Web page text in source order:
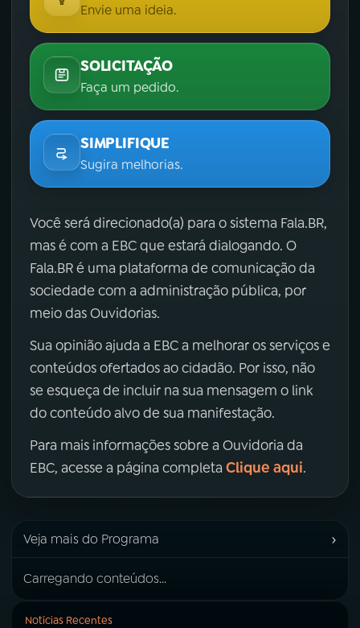
Envie uma ideia.
SOLICITAÇÃO
Faça um pedido.
SIMPLIFIQUE
Sugira melhorias.
Você será direcionado(a) para o sistema Fala.BR,
mas é com a EBC que estará dialogando. O
Fala.BR é uma plataforma de comunicação da
sociedade com a administração pública, por
meio das Ouvidorias.
Sua opinião ajuda a EBC a melhorar os serviços e
conteúdos ofertados ao cidadão. Por isso, não
se esqueça de incluir na sua mensagem o link
do conteúdo alvo de sua manifestação.
Para mais informações sobre a Ouvidoria da
EBC, acesse a página completa Clique aqui.
Veja mais do Programa ›
Carregando conteúdos...
Notícias Recentes